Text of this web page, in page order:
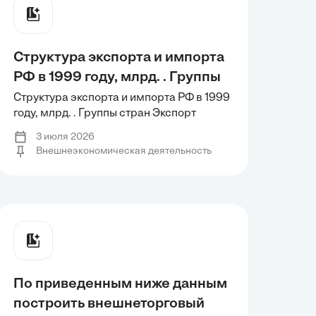
Структура экспорта и импорта
РФ в 1999 году, млрд. . Группы
стран Экспорт Импорт Страны
СНГ 10,7 8,3 Страны
организации экономического
содействия и развития (ОЭСР)
экономического
Структура экспорта и импорта РФ в 1999
году, млрд. . Группы стран Экспорт
Импорт Страны СНГ 10,7 8,3 Страны
организации экономического
содействия и развития (ОЭСР) 42,4 16,6
3 июля 2026
Внешнеэкономическая деятельность
По приведенным ниже данным
построить внешнеторговый